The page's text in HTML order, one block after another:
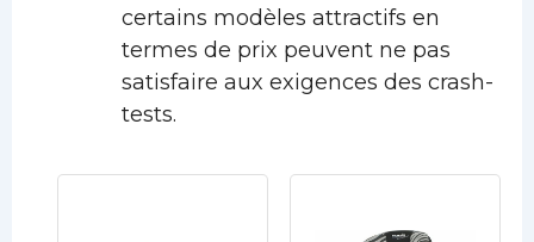
certains modèles attractifs en
termes de prix peuvent ne pas
satisfaire aux exigences des crash-
tests.